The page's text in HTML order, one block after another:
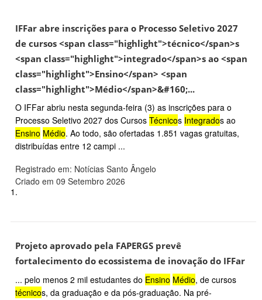
IFFar abre inscrições para o Processo Seletivo 2027
de cursos <span class="highlight">técnico</span>s
<span class="highlight">integrado</span>s ao <span
class="highlight">Ensino</span> <span
class="highlight">Médio</span>&#160;...
O IFFar abriu nesta segunda-feira (3) as inscrições para o
Processo Seletivo 2027 dos Cursos Técnicos Integrados ao
Ensino Médio. Ao todo, são ofertadas 1.851 vagas gratuitas,
distribuídas entre 12 campi ...
Registrado em: Notícias Santo Ângelo
Criado em 09 Setembro 2026
1.
Projeto aprovado pela FAPERGS prevê
fortalecimento do ecossistema de inovação do IFFar
... pelo menos 2 mil estudantes do Ensino Médio, de cursos
técnicos, da graduação e da pós-graduação. Na pré-